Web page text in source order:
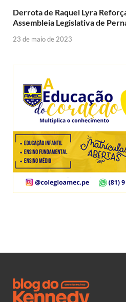
Derrota de Raquel Lyra
Assembleia Legislativa de
23 de maio de 2023